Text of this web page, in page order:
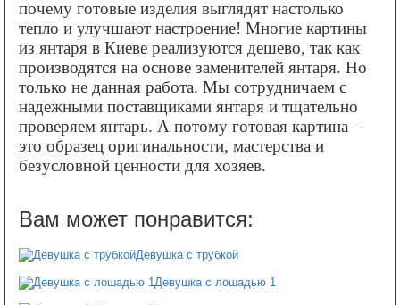
почему готовые изделия выглядят настолько
тепло и улучшают настроение! Многие картины
из янтаря в Киеве реализуются дешево, так как
производятся на основе заменителей янтаря. Но
только не данная работа. Мы сотрудничаем с
надежными поставщиками янтаря и тщательно
проверяем янтарь. А потому готовая картина –
это образец оригинальности, мастерства и
безусловной ценности для хозяев.
Девушка с трубкой
Девушка с лошадью 1